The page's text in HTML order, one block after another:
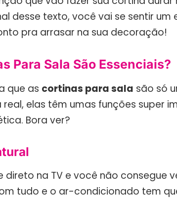
desse texto, você vai se sentir um
pra arrasar na sua decoração!
Para Sala São Essenciais?
que as cortinas para sala são só
real, elas têm umas funções super
Bora ver?
na TV e você não consegue
tudo e o ar-condicionado tem